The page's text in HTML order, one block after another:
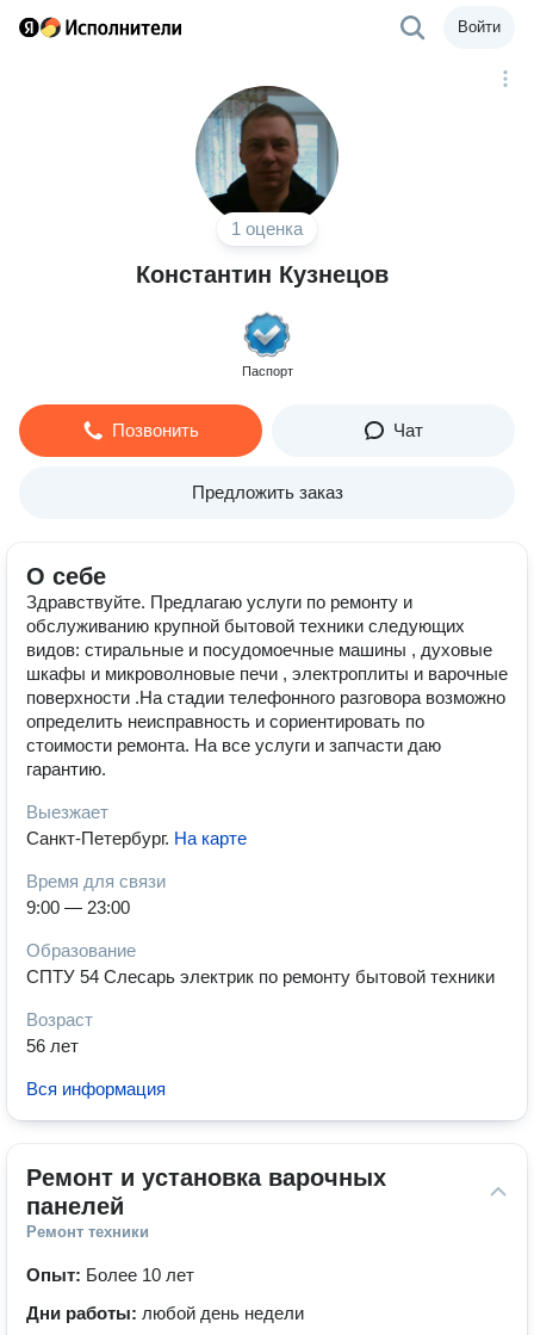
Войти
1 оценка
Константин Кузнецов
Паспорт
Позвонить Чат
Предложить заказ
О себе
Здравствуйте. Предлагаю услуги по ремонту и
обслуживанию крупной бытовой техники следующих
видов: стиральные и посудомоечные машины , духовые
шкафы и микроволновые печи , электроплиты и варочные
поверхности .На стадии телефонного разговора возможно
определить неисправность и сориентировать по
стоимости ремонта. На все услуги и запчасти даю
гарантию.
Выезжает
Санкт-Петербург. На карте
Время для связи
9:00 — 23:00
Образование
СПТУ 54 Слесарь электрик по ремонту бытовой техники
Возраст
56 лет
Вся информация
Ремонт и установка варочных
панелей
Ремонт техники
Опыт: Более 10 лет
Дни работы: любой день недели